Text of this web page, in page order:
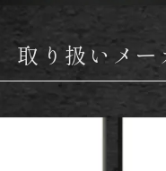
取り扱いメー